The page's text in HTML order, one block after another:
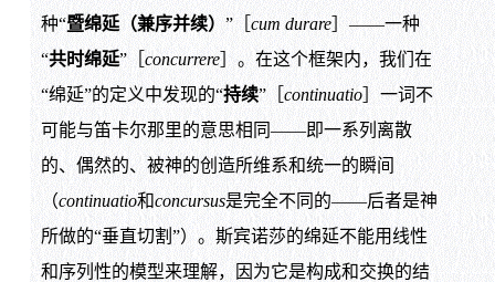
种“暨绵延（兼序并续） ”［ cum durare］——一种
“共时绵延”［ concurrere］。在这个框架内，我们在
“绵延”的定义中发现的“持续”［ continuatio］一词不
可能与笛卡尔那里的意思相同——即一系列离散
的、偶然的、被神的创造所维系和统一的瞬间
（continuatio和concursus是完全不同的——后者是神
所做的“垂直切割”）。斯宾诺莎的绵延不能用线性
和序列性的模型来理解，因为它是构成和交换的结